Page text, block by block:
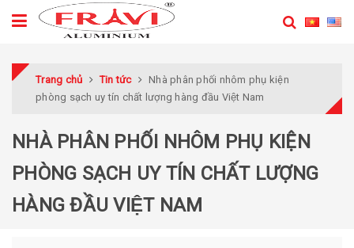
Trang chủ Tin tức
Nhà phân phối nhôm phụ kiện
phòng sạch uy tín chất lượng hàng đầu Việt Nam
NHÀ PHÂN PHỐI NHÔM PHỤ KIỆN
PHÒNG SẠCH UY TÍN CHẤT LƯỢNG
HÀNG ĐẦU VIỆT NAM